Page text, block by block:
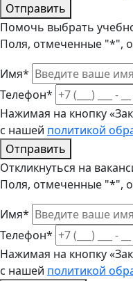
Отправить
Помочь выбрать
Поля, отмеченные "*",
Имя*
Телефон*
Нажимая на кнопку
с нашей политикой
Отправить
Откликнуться на
Поля, отмеченные "*",
Имя*
Телефон*
Нажимая на кнопку
с нашей политикой